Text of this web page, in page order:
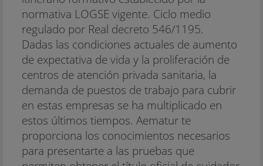
normativa LOGSE vigente. Ciclo medio
regulado por Real decreto 546/1195.
Dadas las condiciones actuales de aumento
de expectativa de vida y la proliferación de
centros de atención privada sanitaria, la
demanda de puestos de trabajo para cubrir
en estas empresas se ha multiplicado en
estos últimos tiempos. Aematur te
proporciona los conocimientos necesarios
para presentarte a las pruebas que